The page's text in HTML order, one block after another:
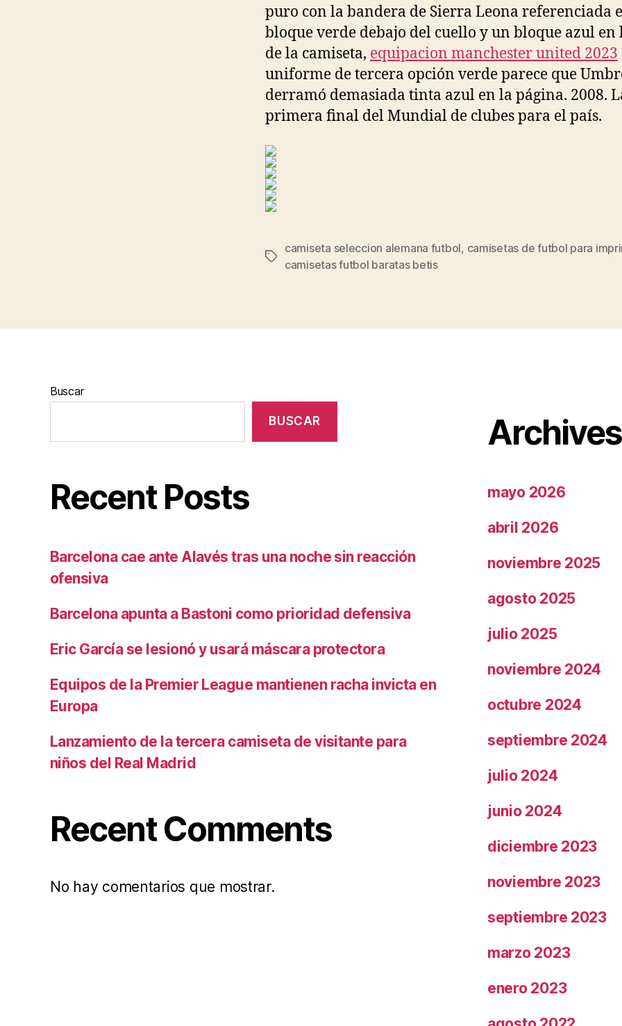
puro con la bandera de Sierra Leona referenciada
bloque verde debajo del cuello y un bloque azul en
de la camiseta, equipacion manchester united 2023
uniforme de tercera opción verde parece que
derramó demasiada tinta azul en la página. 2008.
primera final del Mundial de clubes para el país.
Etiquetas
camiseta seleccion alemana futbol, camisetas de futbol para
camisetas futbol baratas betis
Buscar
BUSCAR
Recent Posts
Barcelona cae ante Alavés tras una noche sin reacción
ofensiva
Barcelona apunta a Bastoni como prioridad defensiva
Eric García se lesionó y usará máscara protectora
Equipos de la Premier League mantienen racha invicta en
Europa
Lanzamiento de la tercera camiseta de visitante para
niños del Real Madrid
Recent Comments
No hay comentarios que mostrar.
Archives
mayo 2026
abril 2026
noviembre 2025
agosto 2025
julio 2025
noviembre 2024
octubre 2024
septiembre 2024
julio 2024
junio 2024
diciembre 2023
noviembre 2023
septiembre 2023
marzo 2023
enero 2023